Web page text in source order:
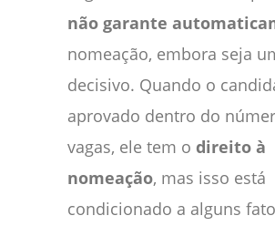
não garante
nomeação, embora seja
decisivo. Quando o
aprovado dentro do
vagas, ele tem o direito à
nomeação, mas isso está
condicionado a alguns